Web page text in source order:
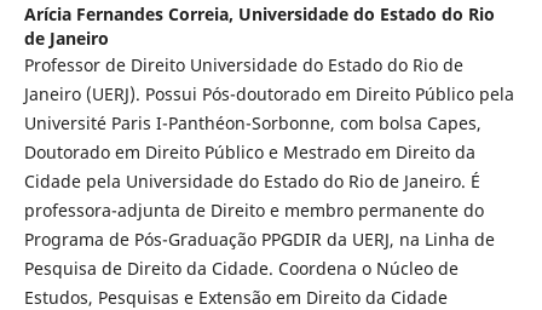
Arícia Fernandes Correia, Universidade do Estado do Rio
de Janeiro
Professor de Direito Universidade do Estado do Rio de
Janeiro (UERJ). Possui Pós-doutorado em Direito Público pela
Université Paris I-Panthéon-Sorbonne, com bolsa Capes,
Doutorado em Direito Público e Mestrado em Direito da
Cidade pela Universidade do Estado do Rio de Janeiro. É
professora-adjunta de Direito e membro permanente do
Programa de Pós-Graduação PPGDIR da UERJ, na Linha de
Pesquisa de Direito da Cidade. Coordena o Núcleo de
Estudos, Pesquisas e Extensão em Direito da Cidade